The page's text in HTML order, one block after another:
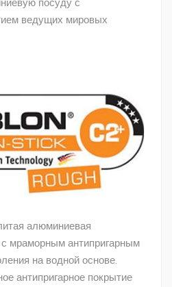
посуду с
ведущих мировых
алюминиевая
с мраморным антипригарным
на водной основе.
антипригарное покрытие